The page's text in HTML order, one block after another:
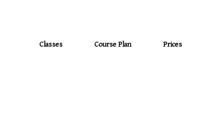
Classes Course Plan Prices